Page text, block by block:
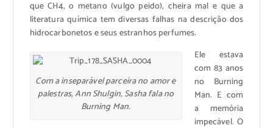
que CH4, o metano (vulgo peido), cheira mal e que a
literatura química tem diversas falhas na descrição dos
hidrocarbonetos e seus estranhos perfumes.
Com a inseparável parceira no amor e
palestras, Ann Shulgin, Sasha fala no
Burning Man.
Ele estava
com 83 anos
no Burning
Man. E com
a memória
impecável. O